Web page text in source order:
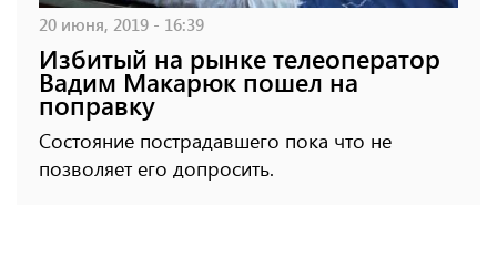
20 июня, 2019 - 16:39
Избитый на рынке телеоператор
Вадим Макарюк пошел на
поправку
Состояние пострадавшего пока что не
позволяет его допросить.